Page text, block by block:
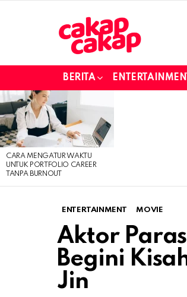
BERITA ENTERTAINMENT
LATEST
STORIES
CARA MENGATUR WAKTU
UNTUK PORTFOLIO CAREER
TANPA BURNOUT
ENTERTAINMENT MOVIE
Aktor
Begini
Jin